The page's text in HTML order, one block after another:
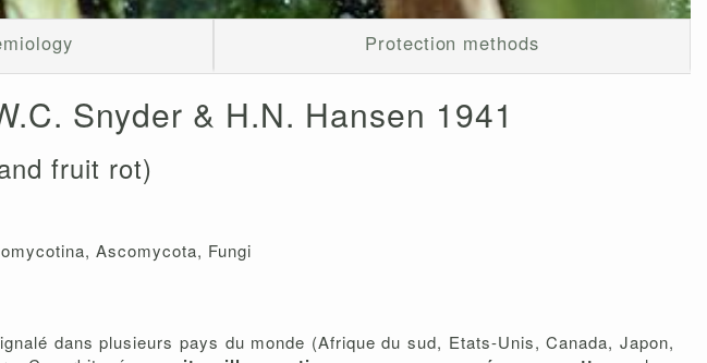
Protection methods
Snyder & H.N. Hansen 1941
fruit rot)
Ascomycota, Fungi
dans plusieurs pays du monde (Afrique du sud, Etats-Unis, Canada, Japon,